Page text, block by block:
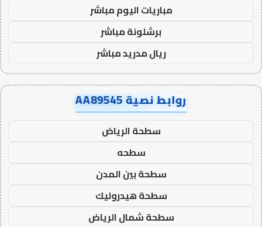
مباريات اليوم مباشر
برشلونة مباشر
ريال مدريد مباشر
روابط نصية AA89545
سطحة الرياض
سطحه
سطحة بين المدن
سطحة هيدروليك
سطحة شمال الرياض